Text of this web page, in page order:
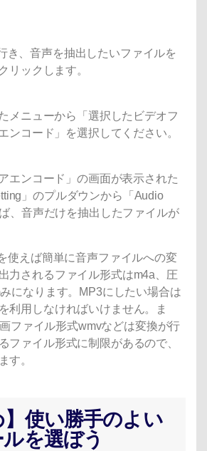
き、音声を抽出したいファイルを
リックします。
メニューから「選択したビデオフ
ンコード」を選択してください。
エンコード」の画面が表示された
」のプルダウンから「Audio
、音声だけを抽出したファイルが
使えば簡単に音声ファイルへの変
力されるファイル形式はm4a、圧
になります。MP3にしたい場合は
利用しなければいけません。ま
ファイル形式wmvなどは変換が行
ファイル形式に制限があるので、
す。
】使い勝手のよい
を選ぼう